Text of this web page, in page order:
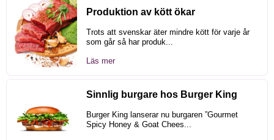
Produktion av kött ökar
Trots att svenskar äter mindre kött för varje år
som går så har produk...
Läs mer
Sinnlig burgare hos Burger King
Burger King lanserar nu burgaren ”Gourmet
Spicy Honey & Goat Chees...